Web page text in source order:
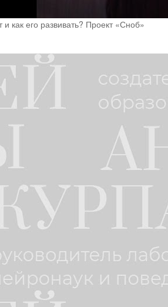
и как его развивать? Проект «Сноб»